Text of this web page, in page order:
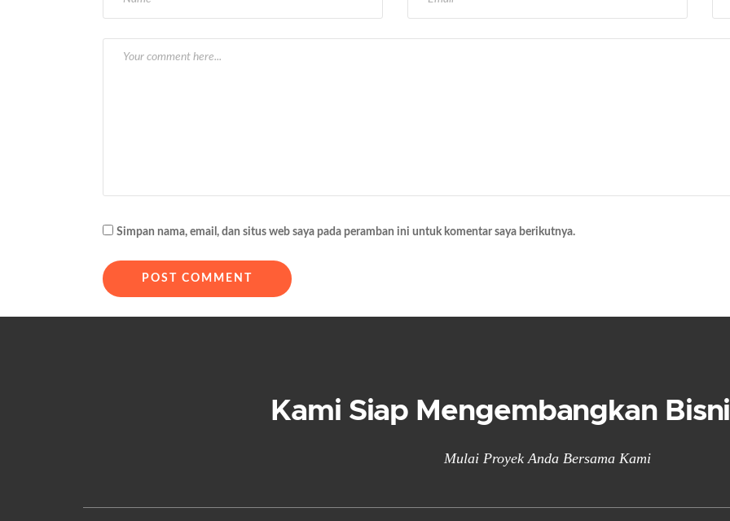
g
a
Simpan nama, email, dan situs web saya pada peramban ini untuk komentar saya berikutnya.
Kami Siap Mengembangkan
Mulai Proyek Anda Bersama Kami